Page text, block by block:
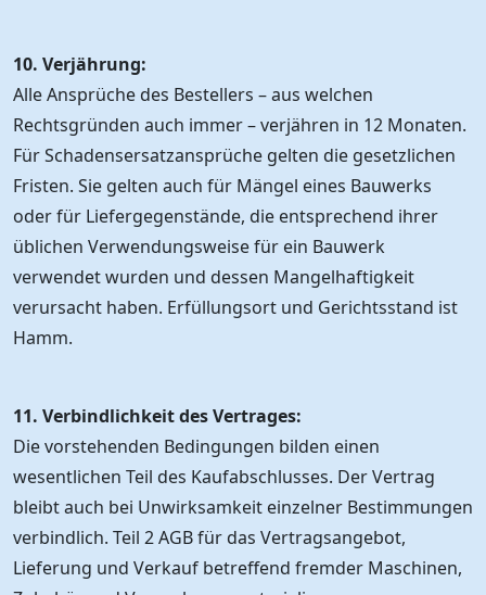
10. Verjährung:
Alle Ansprüche des Bestellers – aus welchen
Rechtsgründen auch immer – verjähren in 12 Monaten.
Für Schadensersatzansprüche gelten die gesetzlichen
Fristen. Sie gelten auch für Mängel eines Bauwerks
oder für Liefergegenstände, die entsprechend ihrer
üblichen Verwendungsweise für ein Bauwerk
verwendet wurden und dessen Mangelhaftigkeit
verursacht haben. Erfüllungsort und Gerichtsstand ist
Hamm.
11. Verbindlichkeit des Vertrages:
Die vorstehenden Bedingungen bilden einen
wesentlichen Teil des Kaufabschlusses. Der Vertrag
bleibt auch bei Unwirksamkeit einzelner Bestimmungen
verbindlich. Teil 2 AGB für das Vertragsangebot,
Lieferung und Verkauf betreffend fremder Maschinen,